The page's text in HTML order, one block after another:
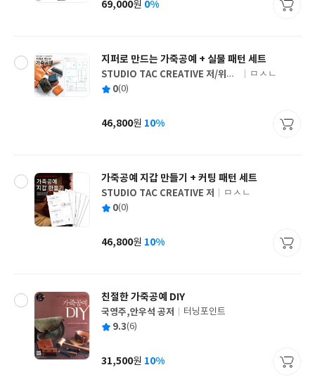
가
69,000원 0%
지퍼로 만드는 가죽공예 + 실물 패턴 세트
글
쓴
STUDIO TAC CREATIVE 저/위크
래프트 역/박혜정 감수
출
사
ㅁㅅㄴ
평 0(0)
가
46,800원 10%
가죽공예 지갑 만들기 + 커팅 패턴 세트
글
쓴
STUDIO TAC CREATIVE 저
출
사
ㅁㅅㄴ
평 0(0)
가
46,800원 10%
친절한 가죽공예 DIY
글
쓴
국영주,안우석 공저
출
사
터닝포인트
평 9.3(6)
가
31,500원 10%